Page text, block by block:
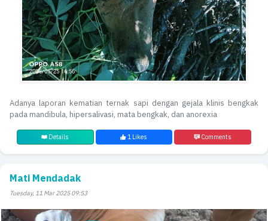
Adanya laporan kematian ternak sapi dengan gejala klinis bengkak
pada mandibula, hipersalivasi, mata bengkak, dan anorexia
Details 1 Likes Comments
Mati Mendadak
Tuesday, 11 Mar 2025 09:53